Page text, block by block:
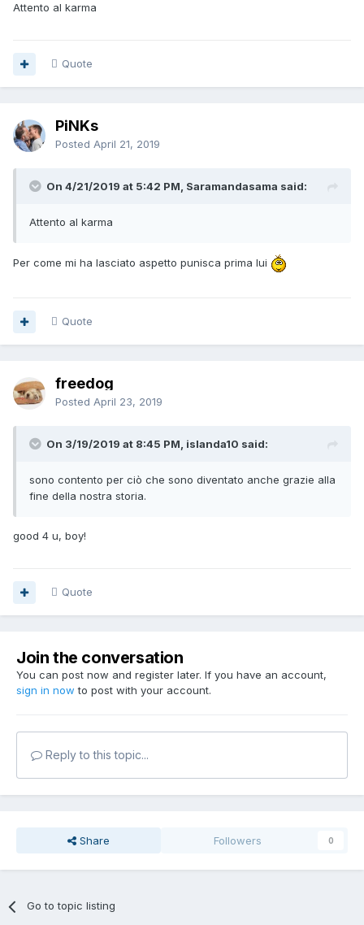
Attento al karma
Quote
PiNKs
Posted April 21, 2019
On 4/21/2019 at 5:42 PM, Saramandasama said:
Attento al karma
Per come mi ha lasciato aspetto punisca prima lui
Quote
freedog
Posted April 23, 2019
On 3/19/2019 at 8:45 PM, islanda10 said:
sono contento per ciò che sono diventato anche grazie alla
fine della nostra storia.
good 4 u, boy!
Quote
Join the conversation
You can post now and register later. If you have an account,
sign in now to post with your account.
Reply to this topic...
Share Followers 0
Go to topic listing